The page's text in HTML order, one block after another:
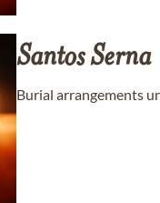
SantosSerna
Burial arrangements